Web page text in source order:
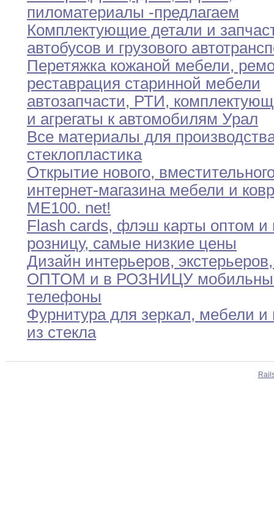
пиломатериалы -предлагаем
Комплектующие детали и
автобусов и грузового
Перетяжка кожаной мебели,
реставрация старинной мебели
автозапчасти, РТИ,
и агрегаты к автомобилям Урал
Все материалы для
стеклопластика
Открытие нового,
интернет-магазина мебели и
МЕ100. net!
Flash cards, флэш карты оптом и
розницу, самые низкие цены
Дизайн интерьеров, экстерьеров,
ОПТОМ и в РОЗНИЦУ
телефоны
Фурнитура для зеркал, мебели и
из стекла